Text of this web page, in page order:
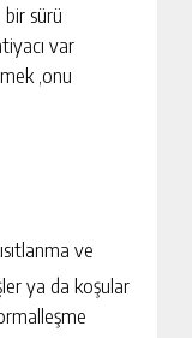
bir sürü
var
,onu
ve
ya da koşular